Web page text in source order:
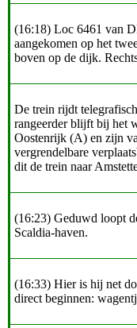
(16:18) Loc 6461 van
aangekomen op het
boven op de dijk.
De trein rijdt
rangeerder blijft bij het
Oostenrijk (A) en zijn
vergrendelbare
dit de trein naar
(16:23) Geduwd loopt
Scaldia-haven.
(16:33) Hier is hij net
direct beginnen: